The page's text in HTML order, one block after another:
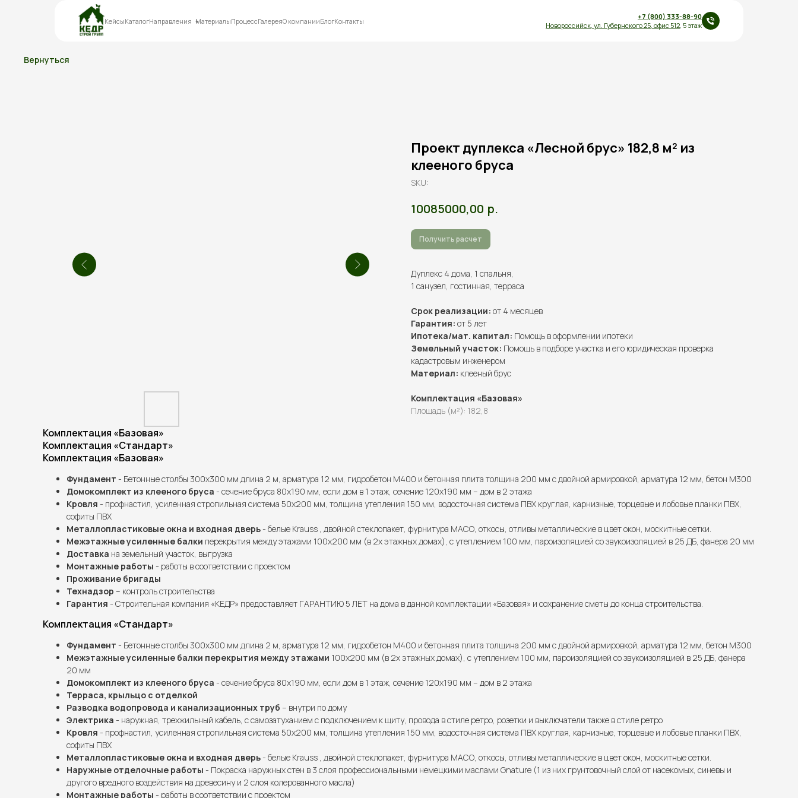
КейсыКаталогНаправления МатериалыПроцессГалереяО компанииБлогКонтакты
+7 (800) 333-88-90
Новороссийск, ул. Губернского 25, офис 512, 5 этаж
Вернуться
Проект дуплекса «Лесной брус» 182,8 м² из
клееного бруса
SKU:
10085000,00 р.
Получить расчет
Дуплекс 4 дома, 1 спальня,
1 санузел, гостинная, терраса
Срок реализации: от 4 месяцев
Гарантия: от 5 лет
Ипотека/мат. капитал: Помощь в оформлении ипотеки
Земельный участок: Помощь в подборе участка и его юридическая проверка
кадастровым инженером
Материал: клееный брус
Комплектация «Базовая»
Площадь (м²): 182,8
Комплектация «Базовая»
Комплектация «Стандарт»
Комплектация «Базовая»
Фундамент - Бетонные столбы 300х300 мм длина 2 м, арматура 12 мм, гидробетон М400 и бетонная плита толщина 200 мм с двойной армировкой, арматура 12 мм, бетон М300
Домокомплект из клееного бруса - сечение бруса 80х190 мм, если дом в 1 этаж, сечение 120х190 мм – дом в 2 этажа
Кровля - профнастил, усиленная стропильная система 50х200 мм, толщина утепления 150 мм, водосточная система ПВХ круглая, карнизные, торцевые и лобовые планки ПВХ,
софиты ПВХ
Металлопластиковые окна и входная дверь- белые Krauss , двойной стеклопакет, фурнитура МАСО, откосы, отливы металлические в цвет окон, москитные сетки.
Межэтажные усиленные балки перекрытия между этажами 100х200 мм (в 2х этажных домах), с утеплением 100 мм, пароизоляцией со звукоизоляцией в 25 ДБ, фанера 20 мм
Доставка на земельный участок, выгрузка
Монтажные работы - работы в соответствии с проектом
Проживание бригады
Технадзор – контроль строительства
Гарантия - Строительная компания «КЕДР» предоставляет ГАРАНТИЮ 5 ЛЕТ на дома в данной комплектации «Базовая» и сохранение сметы до конца строительства.
Комплектация «Стандарт»
Фундамент - Бетонные столбы 300х300 мм длина 2 м, арматура 12 мм, гидробетон М400 и бетонная плита толщина 200 мм с двойной армировкой, арматура 12 мм, бетон М300
Межэтажные усиленные балки перекрытия между этажами 100х200 мм (в 2х этажных домах), с утеплением 100 мм, пароизоляцией со звукоизоляцией в 25 ДБ, фанера
20 мм
Домокомплект из клееного бруса - сечение бруса 80х190 мм, если дом в 1 этаж, сечение 120х190 мм – дом в 2 этажа
Терраса, крыльцо с отделкой
Разводка водопровода и канализационных труб – внутри по дому
Электрика - наружная, трехжильный кабель, с самозатуханием с подключением к щиту, провода в стиле ретро, розетки и выключатели также в стиле ретро
Кровля - профнастил, усиленная стропильная система 50х200 мм, толщина утепления 150 мм, водосточная система ПВХ круглая, карнизные, торцевые и лобовые планки ПВХ,
софиты ПВХ
Металлопластиковые окна и входная дверь- белые Krauss , двойной стеклопакет, фурнитура МАСО, откосы, отливы металлические в цвет окон, москитные сетки.
Наружные отделочные работы - Покраска наружных стен в 3 слоя профессиональными немецкими маслами Gnature (1 из них грунтовочный слой от насекомых, синевы и
другого вредного воздействия на древесину и 2 слоя колерованного масла)
Монтажные работы - работы в соответствии с проектом